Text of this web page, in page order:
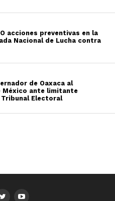
acciones preventivas en la
Nacional de Lucha contra
de Oaxaca al
México ante limitante
Electoral